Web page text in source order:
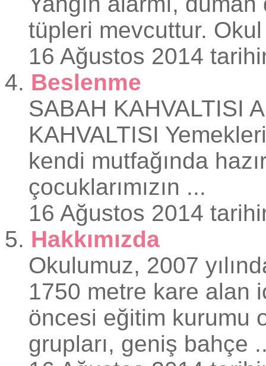
tüpleri mevcuttur.
16 Ağustos 2014
4. Beslenme
SABAH KAHVALTISI
KAHVALTISI
kendi mutfağında
çocuklarımızın ...
16 Ağustos 2014
5. Hakkımızda
Okulumuz, 2007
1750 metre kare alan
öncesi eğitim kurumu
grupları, geniş bahçe